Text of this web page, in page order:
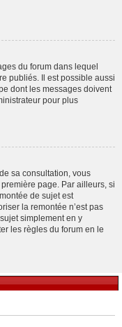
du forum dans lequel
publiés. Il est possible aussi
dont les messages doivent
pour plus
sa consultation, vous
page. Par ailleurs, si
de sujet est
la remontée n’est pas
simplement en y
les règles du forum en le